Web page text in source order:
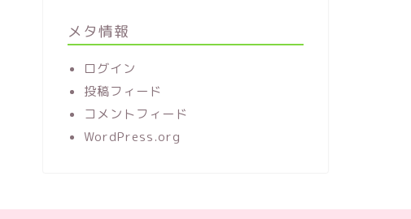
メタ情報
ログイン
投稿フィード
コメントフィード
WordPress.org